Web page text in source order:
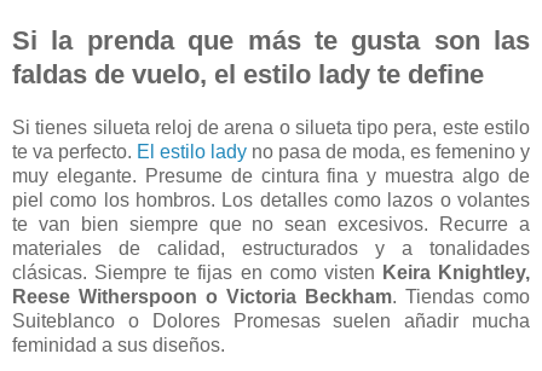
Si la prenda que más te gusta son las
faldas de vuelo, el estilo lady te define
Si tienes silueta reloj de arena o silueta tipo pera, este estilo
te va perfecto. El estilo lady no pasa de moda, es femenino y
muy elegante. Presume de cintura fina y muestra algo de
piel como los hombros. Los detalles como lazos o volantes
te van bien siempre que no sean excesivos. Recurre a
materiales de calidad, estructurados y a tonalidades
clásicas. Siempre te fijas en como visten Keira Knightley,
Reese Witherspoon o Victoria Beckham. Tiendas como
Suiteblanco o Dolores Promesas suelen añadir mucha
feminidad a sus diseños.